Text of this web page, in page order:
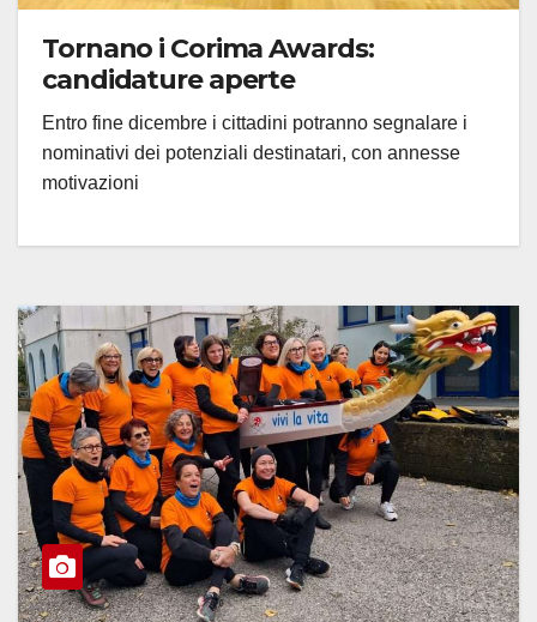
Tornano i Corima Awards:
candidature aperte
Entro fine dicembre i cittadini potranno segnalare i
nominativi dei potenziali destinatari, con annesse
motivazioni